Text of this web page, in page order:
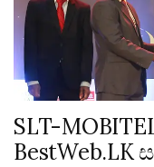
SLT-